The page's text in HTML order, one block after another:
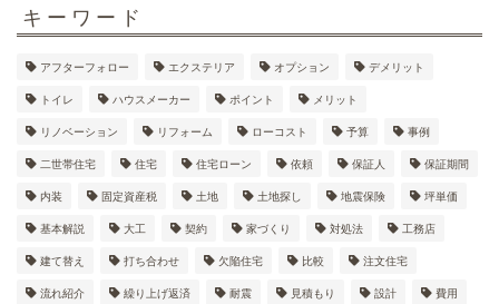
キーワード
アフターフォロー エクステリア オプション デメリット
トイレ ハウスメーカー ポイント メリット
リノベーション リフォーム ローコスト 予算 事例
二世帯住宅 住宅 住宅ローン 依頼 保証人 保証期間
内装 固定資産税 土地 土地探し 地震保険 坪単価
基本解説 大工 契約 家づくり 対処法 工務店
建て替え 打ち合わせ 欠陥住宅 比較 注文住宅
流れ紹介 繰り上げ返済 耐震 見積もり 設計 費用